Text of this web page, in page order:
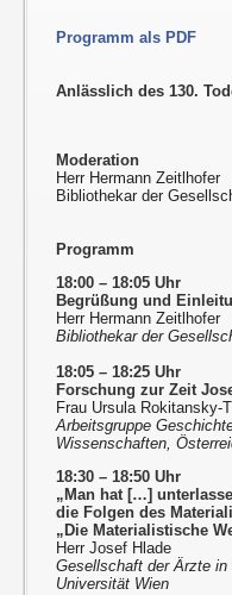
Programm als PDF
Anlässlich des 130.
Moderation
Herr Hermann Zeitlhofer
Bibliothekar der
Programm
18:00 – 18:05 Uhr
Begrüßung und
Herr Hermann Zeitlhofer
Bibliothekar der
18:05 – 18:25 Uhr
Forschung zur Zeit
Frau Ursula Rokitansky-
Arbeitsgruppe
Wissenschaften,
18:30 – 18:50 Uhr
„Man hat […]
die Folgen des
„Die Materialistische
Herr Josef Hlade
Gesellschaft der Ärzte
Universität Wien